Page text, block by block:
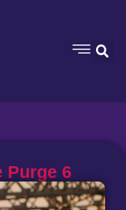
Purge 6